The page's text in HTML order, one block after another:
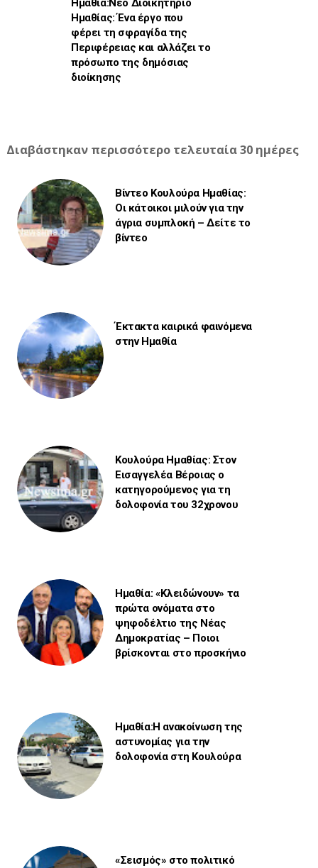
Ημαθία:Νέο Διοικητήριο
Ημαθίας: Ένα έργο που
φέρει τη σφραγίδα της
Περιφέρειας και αλλάζει το
πρόσωπο της δημόσιας
διοίκησης
Διαβάστηκαν περισσότερο τελευταία 30 ημέρες
Βίντεο Κουλούρα Ημαθίας:
Οι κάτοικοι μιλούν για την
άγρια συμπλοκή – Δείτε το
βίντεο
Έκτακτα καιρικά φαινόμενα
στην Ημαθία
Κουλούρα Ημαθίας: Στον
Εισαγγελέα Βέροιας ο
κατηγορούμενος για τη
δολοφονία του 32χρονου
Ημαθία: «Κλειδώνουν» τα
πρώτα ονόματα στο
ψηφοδέλτιο της Νέας
Δημοκρατίας – Ποιοι
βρίσκονται στο προσκήνιο
Ημαθία:Η ανακοίνωση της
αστυνομίας για την
δολοφονία στη Κουλούρα
«Σεισμός» στο πολιτικό